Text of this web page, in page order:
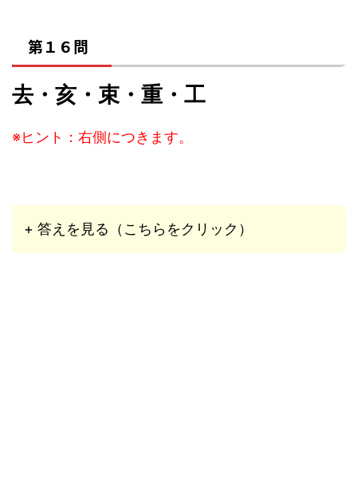
第１６問
去・亥・束・重・工
※ヒント：右側につきます。
+ 答えを見る（こちらをクリック）